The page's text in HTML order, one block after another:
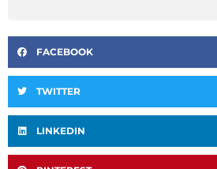
FACEBOOK
TWITTER
LINKEDIN